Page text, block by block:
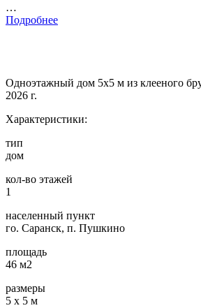
…
Подробнее
Одноэтажный дом 5х5 м из клееного
2026 г.
Характеристики:
тип
дом
кол-во этажей
1
населенный пункт
го. Саранск, п. Пушкино
площадь
46 м2
размеры
5 х 5 м